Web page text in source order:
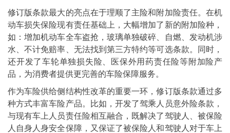
修订版条款最大的亮点在于理顺了主险和附加险责任。在机
动车损失保险现有责任基础上，大幅增加了新的附加险种，
如：增加机动车全车盗抢，玻璃单独破碎、自燃、发动机涉
水、不计免赔率、无法找到第三方特约等可选条款。同时，
还开发了车轮单独损失险、医保外用药责任险等附加险产
品，为消费者提供更完善的车险保障服务。
作为车险供给侧结构性改革的重要一环，修订版条款通过多
种方式丰富车险产品。比如，开发了驾乘人员意外险条款，
与现有车上人员责任险相互融合，既解决了驾驶人、被保险
人自身人身安全保障，又保证了被保险人和驾驶人对于车上